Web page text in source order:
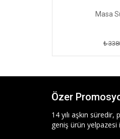
Masa
₺
Özer
14 yılı aşkın
geniş ürün yelpazesi